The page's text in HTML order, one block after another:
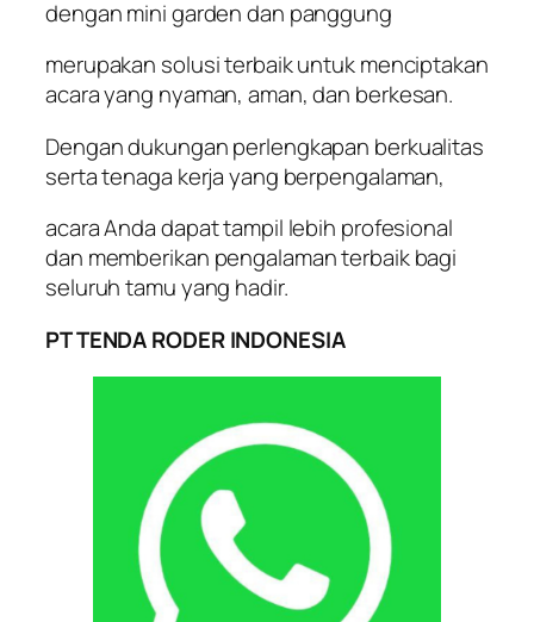
dengan mini garden dan panggung
merupakan solusi terbaik untuk menciptakan
acara yang nyaman, aman, dan berkesan.
Dengan dukungan perlengkapan berkualitas
serta tenaga kerja yang berpengalaman,
acara Anda dapat tampil lebih profesional
dan memberikan pengalaman terbaik bagi
seluruh tamu yang hadir.
PT TENDA RODER INDONESIA